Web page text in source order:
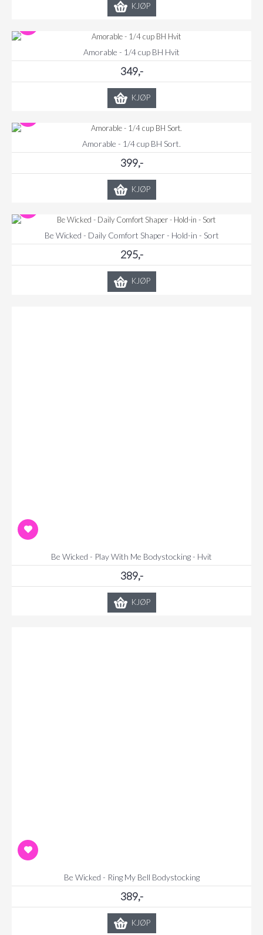
KJØP
Amorable - 1/4 cup BH Hvit
349,-
KJØP
Amorable - 1/4 cup BH Sort.
399,-
KJØP
Be Wicked - Daily Comfort Shaper - Hold-in - Sort
295,-
KJØP
Be Wicked - Play With Me Bodystocking - Hvit
389,-
KJØP
Be Wicked - Ring My Bell Bodystocking
389,-
KJØP